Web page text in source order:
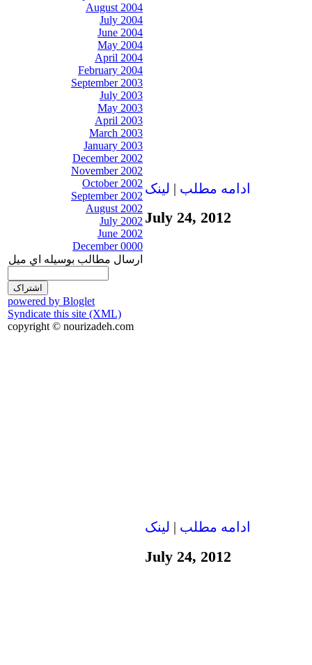
August 2004
July 2004
June 2004
May 2004
April 2004
February 2004
September 2003
July 2003
May 2003
April 2003
March 2003
January 2003
December 2002
November 2002
October 2002
September 2002
August 2002
July 2002
June 2002
December 0000
ارسال مطالب بوسيله اي ميل
powered by Bloglet
Syndicate this site (XML)
copyright © nourizadeh.com
ادامه مطلب | لينک
July 24, 2012
ادامه مطلب | لينک
July 24, 2012